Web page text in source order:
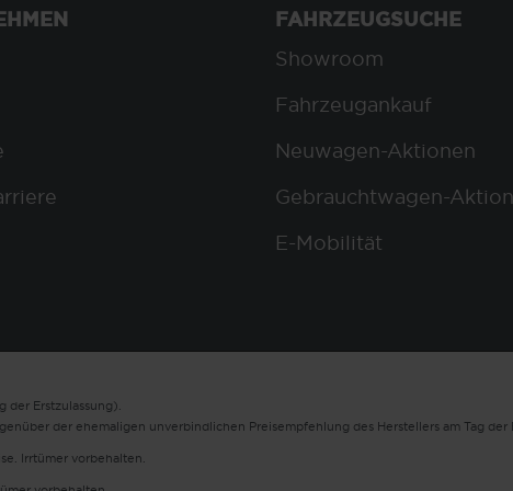
FAHRZEUGSUCHE
Showroom
Fahrzeugankauf
Neuwagen-Aktionen
Gebrauchtwagen-
E-Mobilität
der Erstzulassung).
der ehemaligen unverbindlichen Preisempfehlung des Herstellers am Tag der
Irrtümer vorbehalten.